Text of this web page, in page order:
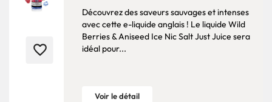
favorite_border
Découvrez des saveurs sauvages et intenses
avec cette e-liquide anglais ! Le liquide Wild
Berries & Aniseed Ice Nic Salt Just Juice sera
idéal pour...
Voir le détail